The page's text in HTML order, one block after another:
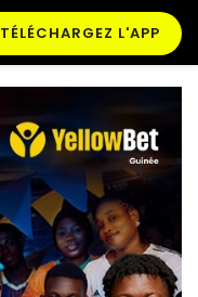
TÉLÉCHARGEZ L'APP